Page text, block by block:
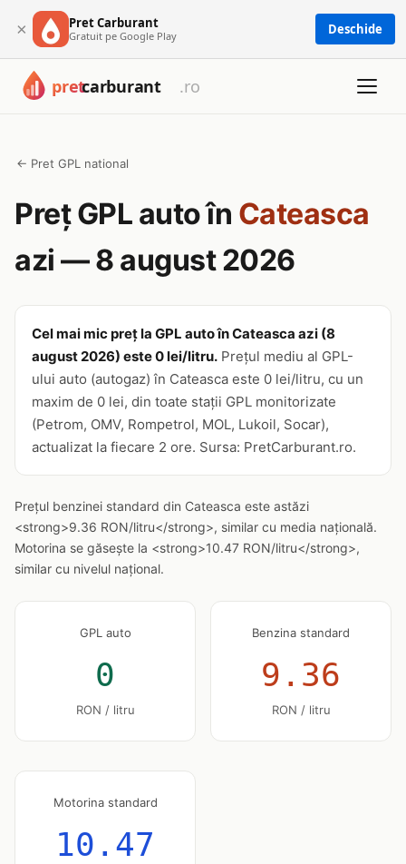
× Pret Carburant
Gratuit pe Google Play Deschide
← Pret GPL national
Preț GPL auto în Cateasca
azi — 8 august 2026
Cel mai mic preț la GPL auto în Cateasca azi (8
august 2026) este 0 lei/litru. Prețul mediu al GPL-
ului auto (autogaz) în Cateasca este 0 lei/litru, cu un
maxim de 0 lei, din toate stații GPL monitorizate
(Petrom, OMV, Rompetrol, MOL, Lukoil, Socar),
actualizat la fiecare 2 ore. Sursa: PretCarburant.ro.
Prețul benzinei standard din Cateasca este astăzi
<strong>9.36 RON/litru</strong>, similar cu media națională.
Motorina se găsește la <strong>10.47 RON/litru</strong>,
similar cu nivelul național.
GPL auto
0
RON / litru
Benzina standard
9.36
RON / litru
Motorina standard
10.47